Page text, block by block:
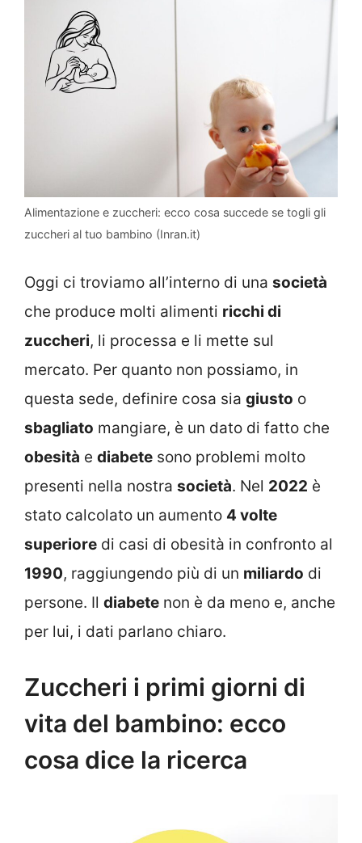
Alimentazione e zuccheri: ecco cosa succede se togli gli
zuccheri al tuo bambino (Inran.it)
Oggi ci troviamo all’interno di una società
che produce molti alimenti ricchi di
zuccheri, li processa e li mette sul
mercato. Per quanto non possiamo, in
questa sede, definire cosa sia giusto o
sbagliato mangiare, è un dato di fatto che
obesità e diabete sono problemi molto
presenti nella nostra società. Nel 2022 è
stato calcolato un aumento 4 volte
superiore di casi di obesità in confronto al
1990, raggiungendo più di un miliardo di
persone. Il diabete non è da meno e, anche
per lui, i dati parlano chiaro.
Zuccheri i primi giorni di
vita del bambino: ecco
cosa dice la ricerca